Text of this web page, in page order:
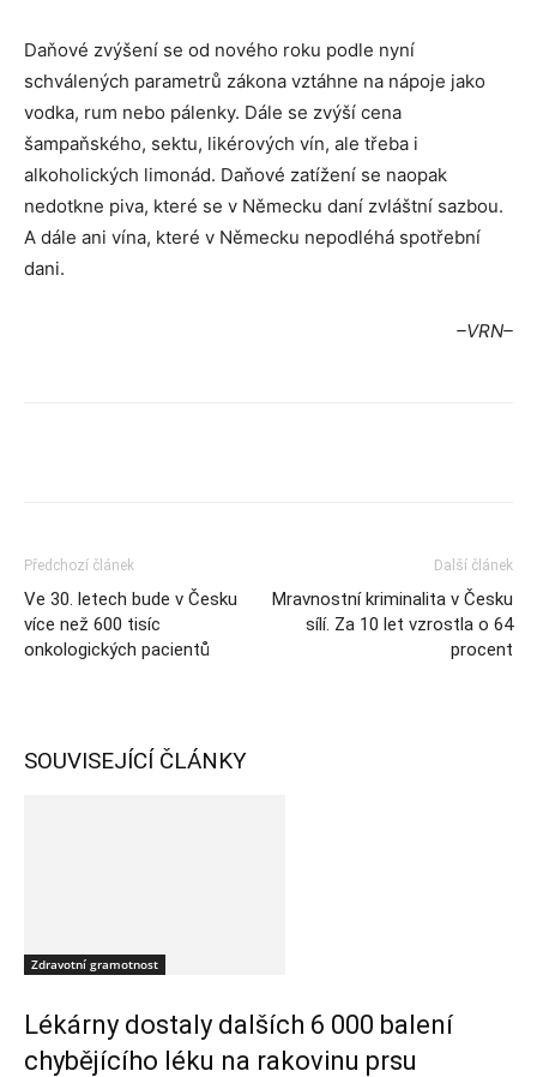
Daňové zvýšení se od nového roku podle nyní
schválených parametrů zákona vztáhne na nápoje jako
vodka, rum nebo pálenky. Dále se zvýší cena
šampaňského, sektu, likérových vín, ale třeba i
alkoholických limonád. Daňové zatížení se naopak
nedotkne piva, které se v Německu daní zvláštní sazbou.
A dále ani vína, které v Německu nepodléhá spotřební
dani.
–VRN–
Předchozí článek
Ve 30. letech bude v Česku
více než 600 tisíc
onkologických pacientů
Další článek
Mravnostní kriminalita v Česku
sílí. Za 10 let vzrostla o 64
procent
SOUVISEJÍCÍ ČLÁNKY
Zdravotní gramotnost
Lékárny dostaly dalších 6 000 balení
chybějícího léku na rakovinu prsu